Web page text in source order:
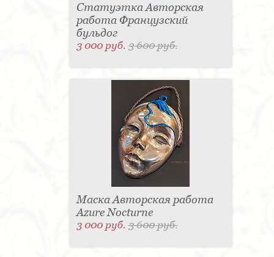
Статуэтка Авторская
работа Французский
бульдог
3 000 руб.3 600 руб.
Маска Авторская работа
Azure Nocturne
3 000 руб.3 600 руб.